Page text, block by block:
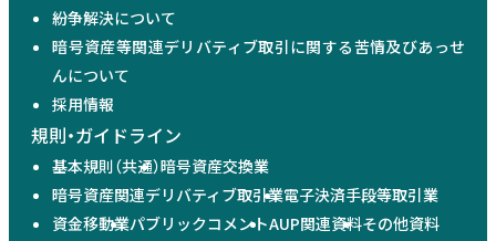
紛争解決について
暗号資産等関連デリバティブ取引に関する苦情及びあっせ
んについて
採用情報
規則・ガイドライン
基本規則（共通）暗号資産交換業
暗号資産関連デリバティブ取引業電子決済手段等取引業
資金移動業パブリックコメントAUP関連資料その他資料